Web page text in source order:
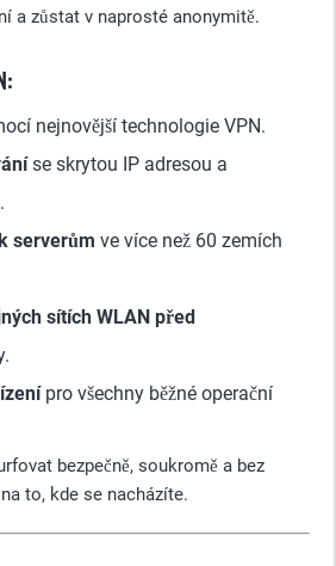
a zůstat v naprosté anonymitě.
nejnovější technologie VPN.
se skrytou IP adresou a
serverům ve více než 60 zemích
sítích WLAN před
pro všechny běžné operační
bezpečně, soukromě a bez
to, kde se nacházíte.